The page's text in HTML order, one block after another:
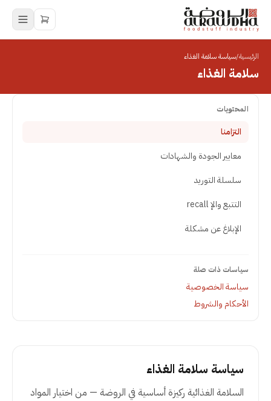
الرئيسية/سياسة سلامة الغذاء
سلامة الغذاء
المحتويات
التزامنا
معايير الجودة والشهادات
سلسلة التوريد
التتبع والإ recall
الإبلاغ عن مشكلة
سياسات ذات صلة
سياسة الخصوصية
الأحكام والشروط
سياسة سلامة الغذاء
السلامة الغذائية ركيزة أساسية في الروضة — من اختيار المواد